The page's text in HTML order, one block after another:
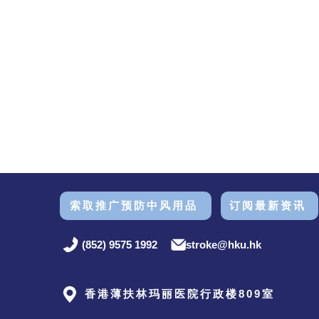
索取推广预防中风用品 订阅最新资讯
(852) 9575 1992stroke@hku.hk
香港薄扶林玛丽医院行政楼809室